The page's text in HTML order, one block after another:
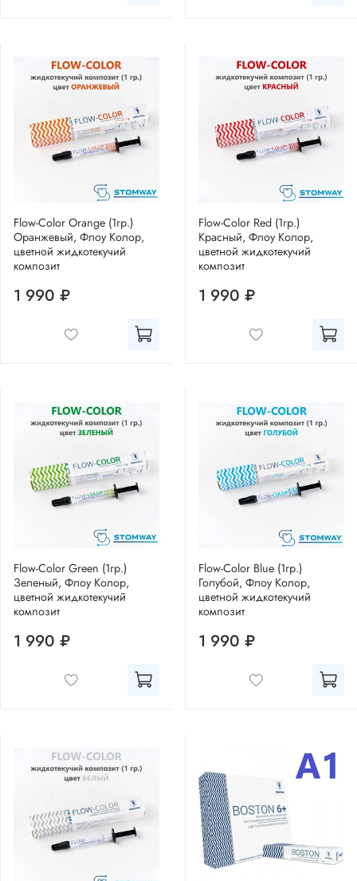
Flow-Color Orange (1гр.)
Оранжевый, Флоу Колор,
цветной жидкотекучий
композит
1 990 ₽
Flow-Color Red (1гр.)
Красный, Флоу Колор,
цветной жидкотекучий
композит
1 990 ₽
Flow-Color Green (1гр.)
Зеленый, Флоу Колор,
цветной жидкотекучий
композит
1 990 ₽
Flow-Color Blue (1гр.)
Голубой, Флоу Колор,
цветной жидкотекучий
композит
1 990 ₽